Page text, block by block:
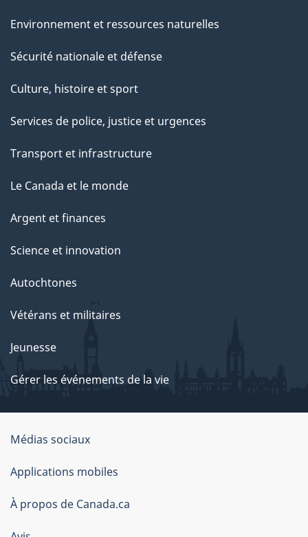
Environnement et ressources naturelles
Sécurité nationale et défense
Culture, histoire et sport
Services de police, justice et urgences
Transport et infrastructure
Le Canada et le monde
Argent et finances
Science et innovation
Autochtones
Vétérans et militaires
Jeunesse
Gérer les événements de la vie
Organisation
du
gouvernement
du
Canada
Médias sociaux
Applications mobiles
À propos de Canada.ca